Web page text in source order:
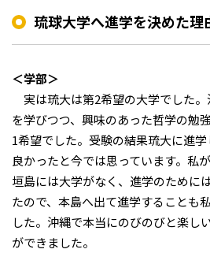
琉球大学へ進学を決めた理
＜学部＞
実は琉大は第2希望の大学でした
を学びつつ、興味のあった哲学の勉
1希望でした。受験の結果琉大に進
良かったと今では思っています。私
垣島には大学がなく、進学のために
たので、本島へ出て進学することも
した。沖縄で本当にのびのびと楽し
ができました。